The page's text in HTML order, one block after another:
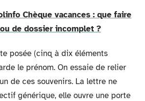
Chèque vacances : que faire
de dossier incomplet ?
posée (cinq à dix éléments
le prénom. On essaie de relier
de ces souvenirs. La lettre ne
générique, elle ouvre une porte